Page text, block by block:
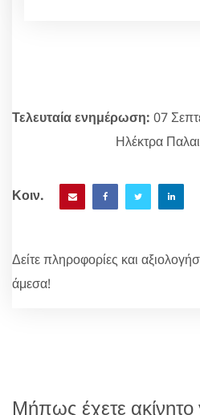
Τελευταία ενημέρωση: 07
Ηλέκτρα
Κοιν.
Δείτε πληροφορίες και
άμεσα!
Μήπως έχετε ακίνητο